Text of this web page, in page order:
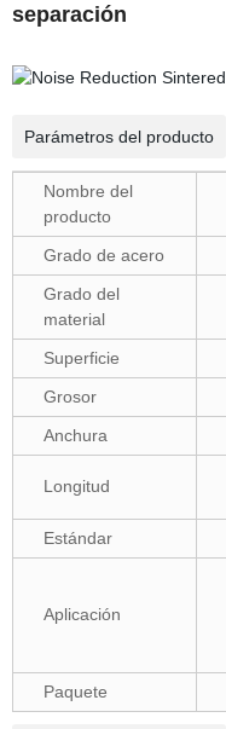
separación
Parámetros del producto
Nombre del
producto
Grado de acero
Grado del
material
Superficie
Grosor
Anchura
Longitud
Estándar
Aplicación
Paquete